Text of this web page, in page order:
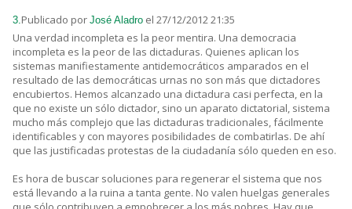
3.Publicado por José Aladro el 27/12/2012 21:35
Una verdad incompleta es la peor mentira. Una democracia
incompleta es la peor de las dictaduras. Quienes aplican los
sistemas manifiestamente antidemocráticos amparados en el
resultado de las democráticas urnas no son más que dictadores
encubiertos. Hemos alcanzado una dictadura casi perfecta, en la
que no existe un sólo dictador, sino un aparato dictatorial, sistema
mucho más complejo que las dictaduras tradicionales, fácilmente
identificables y con mayores posibilidades de combatirlas. De ahí
que las justificadas protestas de la ciudadanía sólo queden en eso.
Es hora de buscar soluciones para regenerar el sistema que nos
está llevando a la ruina a tanta gente. No valen huelgas generales